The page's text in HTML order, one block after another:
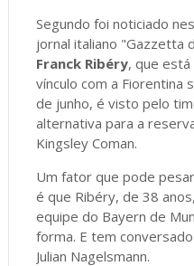
Segundo foi noticiado
jornal italiano "Gazzetta
Franck Ribéry, que está
vínculo com a Fiorentina
de junho, é visto pelo
alternativa para a
Kingsley Coman.
Um fator que pode
é que Ribéry, de 38
equipe do Bayern de
forma. E tem
Julian Nagelsmann.